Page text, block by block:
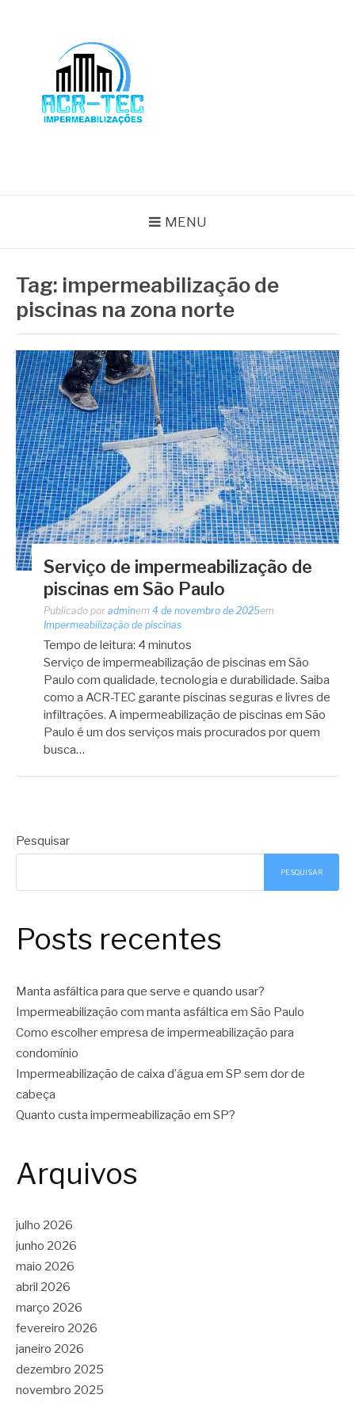
MENU
Tag: impermeabilização de
piscinas na zona norte
Serviço de impermeabilização de
piscinas em São Paulo
Publicado por adminem 4 de novembro de 2025em
Impermeabilização de piscinas
Tempo de leitura: 4 minutos
Serviço de impermeabilização de piscinas em São
Paulo com qualidade, tecnologia e durabilidade. Saiba
como a ACR-TEC garante piscinas seguras e livres de
infiltrações. A impermeabilização de piscinas em São
Paulo é um dos serviços mais procurados por quem
busca…
Pesquisar
PESQUISAR
Posts recentes
Manta asfáltica para que serve e quando usar?
Impermeabilização com manta asfáltica em São Paulo
Como escolher empresa de impermeabilização para
condomínio
Impermeabilização de caixa d’água em SP sem dor de
cabeça
Quanto custa impermeabilização em SP?
Arquivos
julho 2026
junho 2026
maio 2026
abril 2026
março 2026
fevereiro 2026
janeiro 2026
dezembro 2025
novembro 2025